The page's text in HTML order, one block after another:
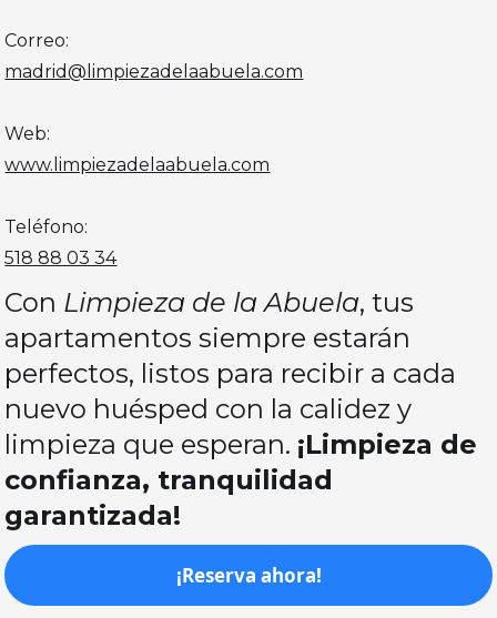
Correo:
madrid@limpiezadelaabuela.com
Web:
www.limpiezadelaabuela.com
Teléfono:
518 88 03 34
Con Limpieza de la Abuela, tus
apartamentos siempre estarán
perfectos, listos para recibir a cada
nuevo huésped con la calidez y
limpieza que esperan. ¡Limpieza de
confianza, tranquilidad
garantizada!
¡Reserva ahora!